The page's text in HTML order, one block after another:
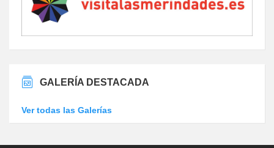
GALERÍA DESTACADA
Ver todas las Galerías